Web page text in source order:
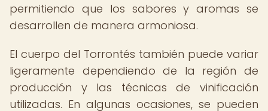
permitiendo que los sabores y aromas se
desarrollen de manera armoniosa.
El cuerpo del Torrontés también puede variar
ligeramente dependiendo de la región de
producción y las técnicas de vinificación
utilizadas. En algunas ocasiones, se pueden